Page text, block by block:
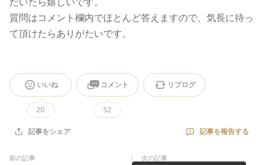
だいたら嬉しいです。
質問はコメント欄内でほとんど答えますので、気長に待っ
て頂けたらありがたいです。
いいね
20
コメント
52
リブログ
記事をシェア 記事を報告する
前の記事 次の記事